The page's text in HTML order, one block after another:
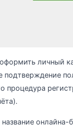
личный
процедура
онлайна-